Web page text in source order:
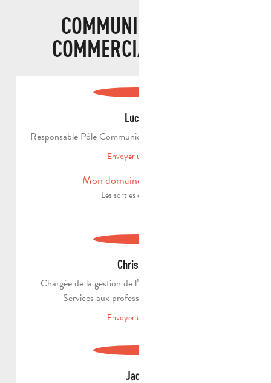
COMMUNICATION &
COMMERCIALISATION
Lucie
Responsable Pôle Communication & Commercialisation
Envoyer un email
Mon domaine d'expertise
Les sorties en famille.
Christine
Chargée de la gestion de l’information touristique -
Services aux professionnels et meublés
Envoyer un email
Jade